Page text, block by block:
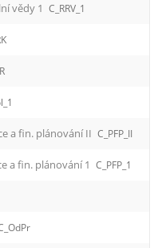
vědy 1 C_RRV_1
a fin. plánování II C_PFP_II
a fin. plánování 1 C_PFP_1